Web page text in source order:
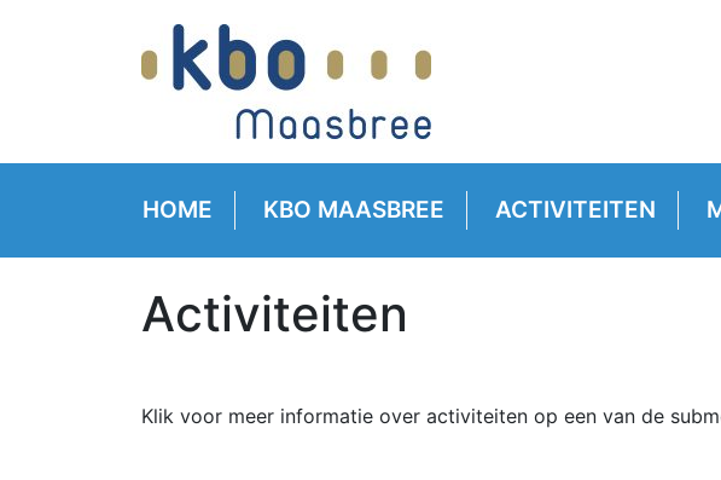
HOME KBO MAASBREE ACTIVITEITEN
Activiteiten
Klik voor meer informatie over activiteiten op een van de